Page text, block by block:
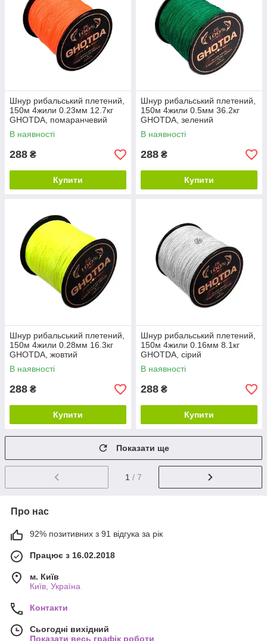
Шнур рибальський плетений,
150м 4жили 0.23мм 12.7кг
GHOTDA, помаранчевий
В наявності
288 ₴
Купити
Шнур рибальський плетений,
150м 4жили 0.5мм 36.2кг
GHOTDA, зелений
В наявності
288 ₴
Купити
Шнур рибальський плетений,
150м 4жили 0.28мм 16.3кг
GHOTDA, жовтий
В наявності
288 ₴
Купити
Шнур рибальський плетений,
150м 4жили 0.16мм 8.1кг
GHOTDA, сірий
В наявності
288 ₴
Купити
Показати ще
1 / 7
Про нас
92% позитивних з 91 відгука за рік
Працює з 16.02.2018
м. Київ
Київ, Україна
Контакти
Сьогодні вихідний
Показати весь графік роботи